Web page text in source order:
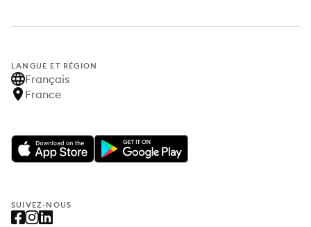
LANGUE ET RÉGION
Français
France
SUIVEZ-NOUS